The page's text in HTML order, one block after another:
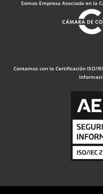
Somos Empresa Asociada en la
Contamos con la Certificación ISO/